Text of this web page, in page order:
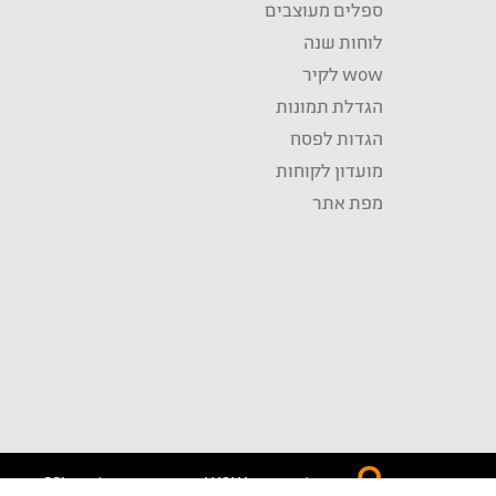
ספלים מעוצבים
לוחות שנה
wow לקיר
הגדלת תמונות
הגדות לפסח
מועדון לקוחות
מפת אתר
התשלום באתר WOW מאובטח בטכנולוגית SSL